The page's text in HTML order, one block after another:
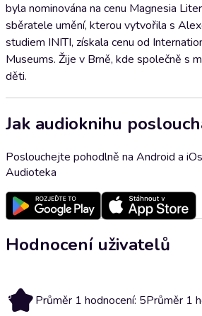
byla nominována na cenu Magnesia
sběratele umění, kterou vytvořila s
studiem INITI, získala cenu od
Museums. Žije v Brně, kde společně s
děti.
Jak audioknihu
Poslouchejte pohodlně na Android a
Audioteka
Hodnocení uživatelů
5 Průměr 1 hodnocení: 5Průměr 1